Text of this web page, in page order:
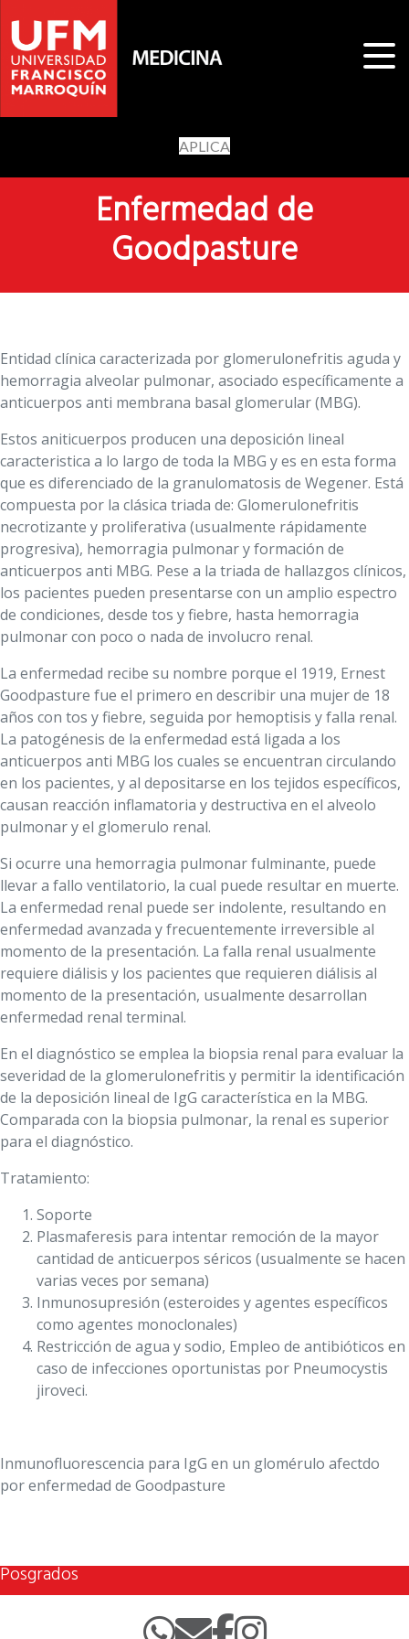
APLICA
Enfermedad de
Goodpasture
Entidad clínica caracterizada por glomerulonefritis aguda y
hemorragia alveolar pulmonar, asociado específicamente a
anticuerpos anti membrana basal glomerular (MBG).
Estos aniticuerpos producen una deposición lineal
caracteristica a lo largo de toda la MBG y es en esta forma
que es diferenciado de la granulomatosis de Wegener. Está
compuesta por la clásica triada de: Glomerulonefritis
necrotizante y proliferativa (usualmente rápidamente
progresiva), hemorragia pulmonar y formación de
anticuerpos anti MBG. Pese a la triada de hallazgos clínicos,
los pacientes pueden presentarse con un amplio espectro
de condiciones, desde tos y fiebre, hasta hemorragia
pulmonar con poco o nada de involucro renal.
La enfermedad recibe su nombre porque el 1919, Ernest
Goodpasture fue el primero en describir una mujer de 18
años con tos y fiebre, seguida por hemoptisis y falla renal.
La patogénesis de la enfermedad está ligada a los
anticuerpos anti MBG los cuales se encuentran circulando
en los pacientes, y al depositarse en los tejidos específicos,
causan reacción inflamatoria y destructiva en el alveolo
pulmonar y el glomerulo renal.
Si ocurre una hemorragia pulmonar fulminante, puede
llevar a fallo ventilatorio, la cual puede resultar en muerte.
La enfermedad renal puede ser indolente, resultando en
enfermedad avanzada y frecuentemente irreversible al
momento de la presentación. La falla renal usualmente
requiere diálisis y los pacientes que requieren diálisis al
momento de la presentación, usualmente desarrollan
enfermedad renal terminal.
En el diagnóstico se emplea la biopsia renal para evaluar la
severidad de la glomerulonefritis y permitir la identificación
de la deposición lineal de IgG característica en la MBG.
Comparada con la biopsia pulmonar, la renal es superior
para el diagnóstico.
Tratamiento:
Soporte
Plasmaferesis para intentar remoción de la mayor
cantidad de anticuerpos séricos (usualmente se hacen
varias veces por semana)
Inmunosupresión (esteroides y agentes específicos
como agentes monoclonales)
Restricción de agua y sodio, Empleo de antibióticos en
caso de infecciones oportunistas por Pneumocystis
jiroveci.
Inmunofluorescencia para IgG en un glomérulo afectdo
por enfermedad de Goodpasture
Posgrados